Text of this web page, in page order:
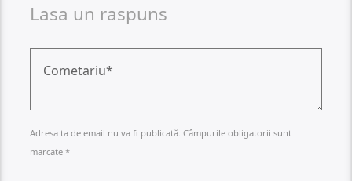
Lasa un raspuns
Adresa ta de email nu va fi publicată. Câmpurile obligatorii sunt
marcate *